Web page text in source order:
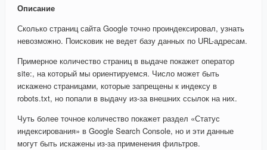
Описание
Сколько страниц сайта Google точно проиндексировал, узнать
невозможно. Поисковик не ведет базу данных по URL-адресам.
Примерное количество страниц в выдаче покажет оператор
site:, на который мы ориентируемся. Число может быть
искажено страницами, которые запрещены к индексу в
robots.txt, но попали в выдачу из-за внешних ссылок на них.
Чуть более точное количество покажет раздел «Статус
индексирования» в Google Search Console, но и эти данные
могут быть искажены из-за применения фильтров.